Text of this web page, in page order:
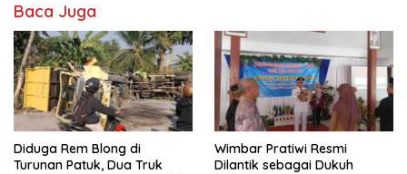
Baca Juga
Diduga Rem Blong di
Turunan Patuk, Dua Truk
Wimbar Pratiwi Resmi
Dilantik sebagai Dukuh